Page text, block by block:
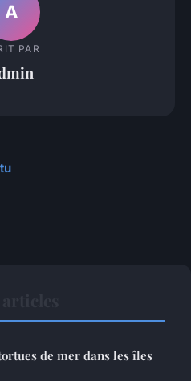
A
PAR
de mer dans les îles